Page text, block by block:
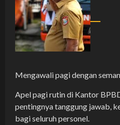
Mengawali pagi dengan
Apel pagi rutin di Kantor
pentingnya tanggung jawab,
bagi seluruh personel.